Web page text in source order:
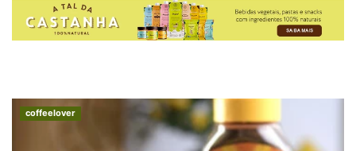
coffeelover